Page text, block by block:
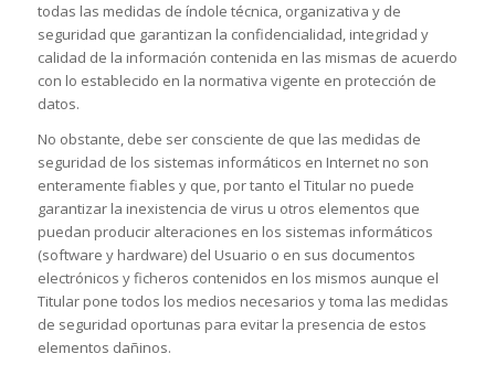
todas las medidas de índole técnica, organizativa y de
seguridad que garantizan la confidencialidad, integridad y
calidad de la información contenida en las mismas de acuerdo
con lo establecido en la normativa vigente en protección de
datos.
No obstante, debe ser consciente de que las medidas de
seguridad de los sistemas informáticos en Internet no son
enteramente fiables y que, por tanto el Titular no puede
garantizar la inexistencia de virus u otros elementos que
puedan producir alteraciones en los sistemas informáticos
(software y hardware) del Usuario o en sus documentos
electrónicos y ficheros contenidos en los mismos aunque el
Titular pone todos los medios necesarios y toma las medidas
de seguridad oportunas para evitar la presencia de estos
elementos dañinos.